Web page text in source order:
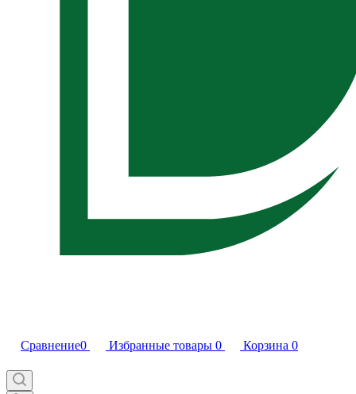
Сравнение0 Избранные товары 0 Корзина 0